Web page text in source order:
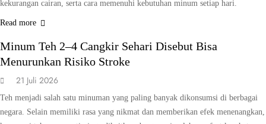
kekurangan cairan, serta cara memenuhi kebutuhan minum setiap hari.
Read more
KESEHATAN
Minum Teh 2–4 Cangkir Sehari Disebut Bisa
Menurunkan Risiko Stroke
21 Juli 2026
Teh menjadi salah satu minuman yang paling banyak dikonsumsi di berbagai
negara. Selain memiliki rasa yang nikmat dan memberikan efek menenangkan,